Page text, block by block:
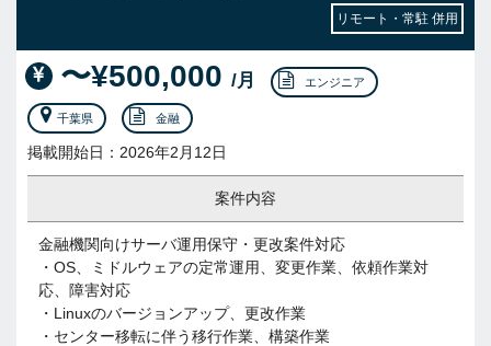
リモート・常駐 併用
〜¥500,000 /月 エンジニア
千葉県 金融
掲載開始日：2026年2月12日
案件内容
金融機関向けサーバ運用保守・更改案件対応
・OS、ミドルウェアの定常運用、変更作業、依頼作業対
応、障害対応
・Linuxのバージョンアップ、更改作業
・センター移転に伴う移行作業、構築作業